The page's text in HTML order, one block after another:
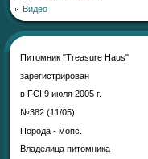
Видео
Питомник "Treasure Haus"
зарегистрирован
в FCI 9 июля 2005 г.
№382 (11/05)
Порода - мопс.
Владелица питомника